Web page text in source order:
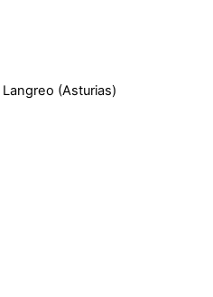
(Asturias)